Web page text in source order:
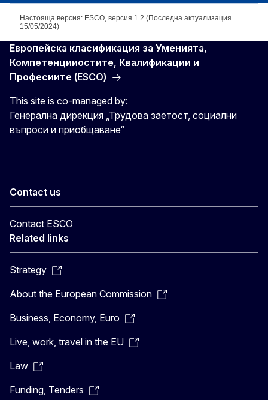
Настояща версия: ESCO, версия 1.2 (Последна актуализация
15/05/2024)
Европейска класификация зa Умениятa,
Компетенцииocтите, Квалификации и
Професиите (ESCO)
This site is co-managed by:
Генерална дирекция „Трудова заетост, социални
въпроси и приобщаване“
Contact us
Contact ESCO
Related links
Strategy
About the European Commission
Business, Economy, Euro
Live, work, travel in the EU
Law
Funding, Tenders